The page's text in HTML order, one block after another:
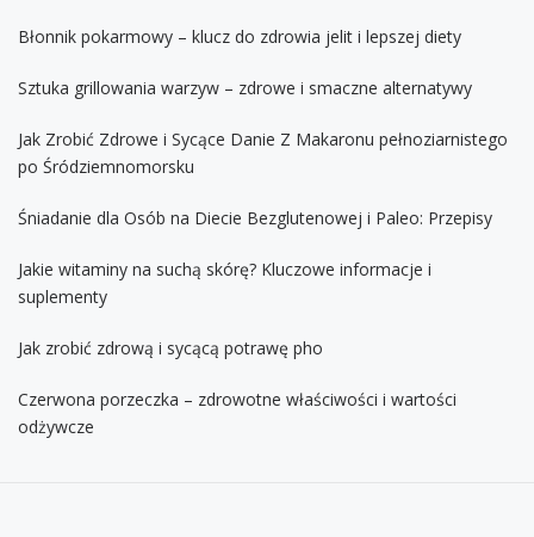
Błonnik pokarmowy – klucz do zdrowia jelit i lepszej diety
Sztuka grillowania warzyw – zdrowe i smaczne alternatywy
Jak Zrobić Zdrowe i Sycące Danie Z Makaronu pełnoziarnistego
po Śródziemnomorsku
Śniadanie dla Osób na Diecie Bezglutenowej i Paleo: Przepisy
Jakie witaminy na suchą skórę? Kluczowe informacje i
suplementy
Jak zrobić zdrową i sycącą potrawę pho
Czerwona porzeczka – zdrowotne właściwości i wartości
odżywcze